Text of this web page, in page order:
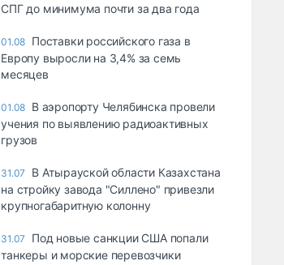
СПГ до минимума почти за два года
01.08 Поставки российского газа в
Европу выросли на 3,4% за семь
месяцев
01.08 В аэропорту Челябинска провели
учения по выявлению радиоактивных
грузов
31.07
В Атырауской области Казахстана
на стройку завода "Силлено" привезли
крупногабаритную колонну
31.07
Под новые санкции США попали
танкеры и морские перевозчики